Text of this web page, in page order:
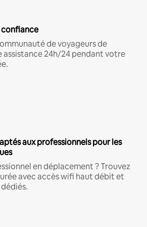
confiance
de voyageurs de
24h/24 pendant votre
aux professionnels pour les
en déplacement ? Trouvez
avec accès wifi haut débit et